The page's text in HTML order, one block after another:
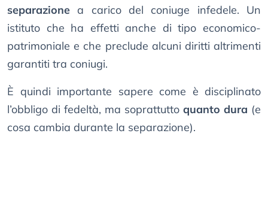
separazione a carico del coniuge infedele. Un
istituto che ha effetti anche di tipo economico-
patrimoniale e che preclude alcuni diritti altrimenti
garantiti tra coniugi.
È quindi importante sapere come è disciplinato
l’obbligo di fedeltà, ma soprattutto quanto dura (e
cosa cambia durante la separazione).